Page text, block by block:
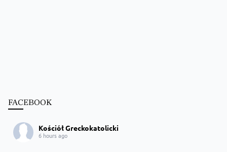
FACEBOOK
Kościół Greckokatolicki
6 hours ago